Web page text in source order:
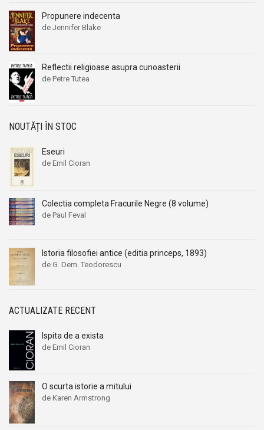
Propunere indecenta
de Jennifer Blake
Reflectii religioase asupra cunoasterii
de Petre Tutea
NOUTĂȚI ÎN STOC
Eseuri
de Emil Cioran
Colectia completa Fracurile Negre (8 volume)
de Paul Feval
Istoria filosofiei antice (editia princeps, 1893)
de G. Dem. Teodorescu
ACTUALIZATE RECENT
Ispita de a exista
de Emil Cioran
O scurta istorie a mitului
de Karen Armstrong